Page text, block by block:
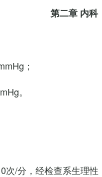
第二章 内科
；
。
次/分，经检查系生理性